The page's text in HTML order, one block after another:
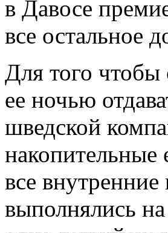
в Давосе
все остальное
Для того чтобы
ее ночью
шведской
все
выполнялись